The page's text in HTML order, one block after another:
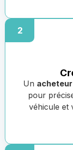
2
Un
pour
véhicule et